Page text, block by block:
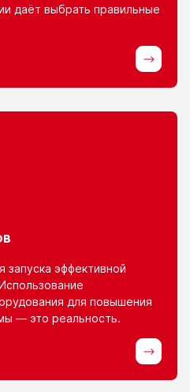
даёт выбрать правильные
запуска эффективной
для повышения
— это реальность.